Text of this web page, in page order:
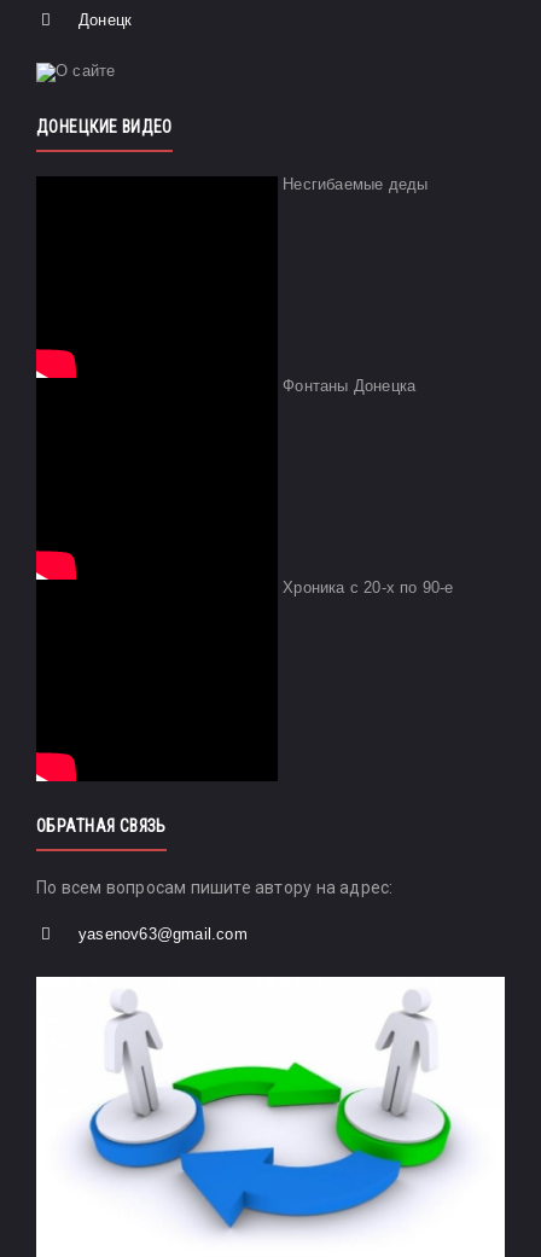
Донецк
ДОНЕЦКИЕ ВИДЕО
Несгибаемые деды
Фонтаны Донецка
Хроника с 20-х по 90-е
ОБРАТНАЯ СВЯЗЬ
По всем вопросам пишите автору на адрес:
yasenov63@gmail.com